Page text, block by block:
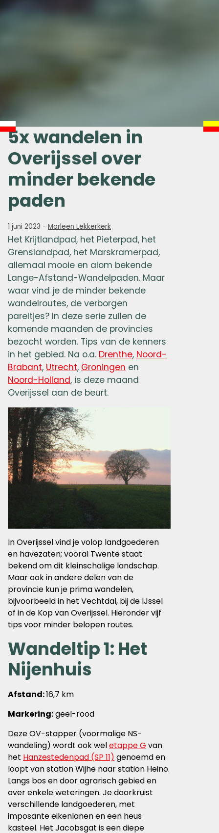
5x wandelen in
Overijssel over
minder bekende
paden
1 juni 2023 - Marleen Lekkerkerk
Het Krijtlandpad, het Pieterpad, het
Grenslandpad, het Marskramerpad,
allemaal mooie en alom bekende
Lange-Afstand-Wandelpaden. Maar
waar vind je de minder bekende
wandelroutes, de verborgen
pareltjes? In deze serie zullen de
komende maanden de provincies
bezocht worden. Tips van de kenners
in het gebied. Na o.a. Drenthe, Noord-
Brabant, Utrecht, Groningen en
Noord-Holland, is deze maand
Overijssel aan de beurt.
In Overijssel vind je volop landgoederen
en havezaten; vooral Twente staat
bekend om dit kleinschalige landschap.
Maar ook in andere delen van de
provincie kun je prima wandelen,
bijvoorbeeld in het Vechtdal, bij de IJssel
of in de Kop van Overijssel. Hieronder vijf
tips voor minder belopen routes.
Wandeltip 1: Het
Nijenhuis
Afstand:16,7 km
Markering:geel-rood
Deze OV-stapper (voormalige NS-
wandeling) wordt ook weletappe G van
het Hanzestedenpad (SP 11) genoemd en
loopt van station Wijhe naar station Heino.
Langs bos en door agrarisch gebied en
over enkele weteringen. Je doorkruist
verschillende landgoederen, met
imposante eikenlanen en een heus
kasteel. Het Jacobsgat is een diepe